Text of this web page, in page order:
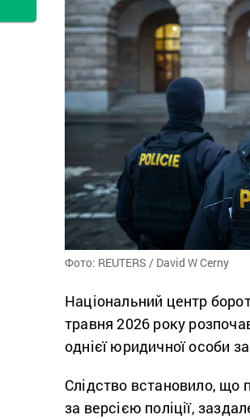
Фото: REUTERS / David W Cerny
Національний центр
травня 2026 року
однієї юридичної особи
Слідство встановило, що
за версією поліції,